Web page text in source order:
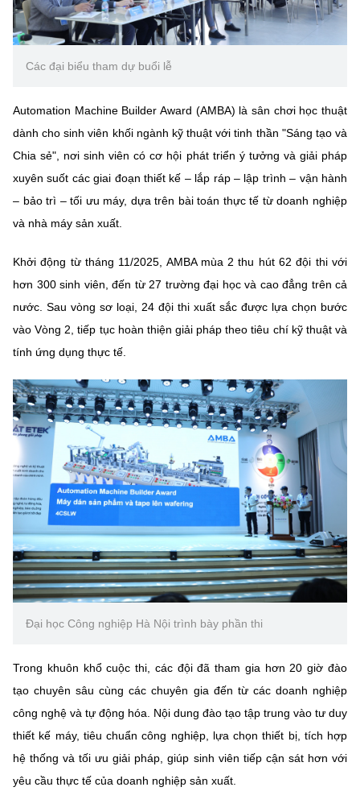
Các đại biểu tham dự buổi lễ
Automation Machine Builder Award (AMBA) là sân chơi học thuật
dành cho sinh viên khối ngành kỹ thuật với tinh thần "Sáng tạo và
Chia sẻ", nơi sinh viên có cơ hội phát triển ý tưởng và giải pháp
xuyên suốt các giai đoạn thiết kế – lắp ráp – lập trình – vận hành
– bảo trì – tối ưu máy, dựa trên bài toán thực tế từ doanh nghiệp
và nhà máy sản xuất.
Khởi động từ tháng 11/2025, AMBA mùa 2 thu hút 62 đội thi với
hơn 300 sinh viên, đến từ 27 trường đại học và cao đẳng trên cả
nước. Sau vòng sơ loại, 24 đội thi xuất sắc được lựa chọn bước
vào Vòng 2, tiếp tục hoàn thiện giải pháp theo tiêu chí kỹ thuật và
tính ứng dụng thực tế.
Đại học Công nghiệp Hà Nội trình bày phần thi
Trong khuôn khổ cuộc thi, các đội đã tham gia hơn 20 giờ đào
tạo chuyên sâu cùng các chuyên gia đến từ các doanh nghiệp
công nghệ và tự động hóa. Nội dung đào tạo tập trung vào tư duy
thiết kế máy, tiêu chuẩn công nghiệp, lựa chọn thiết bị, tích hợp
hệ thống và tối ưu giải pháp, giúp sinh viên tiếp cận sát hơn với
yêu cầu thực tế của doanh nghiệp sản xuất.